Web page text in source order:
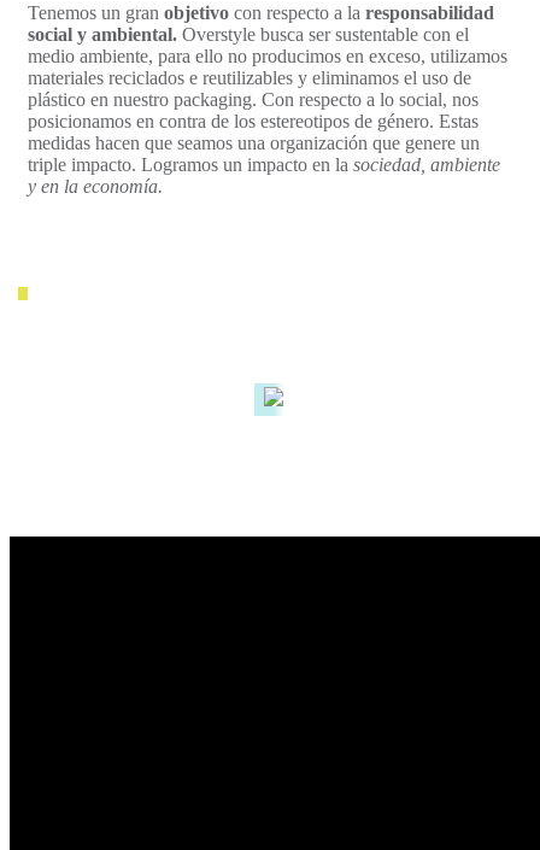
Tenemos un gran objetivo con respecto a la responsabilidad
social y ambiental. Overstyle busca ser sustentable con el
medio ambiente, para ello no producimos en exceso, utilizamos
materiales reciclados e reutilizables y eliminamos el uso de
plástico en nuestro packaging. Con respecto a lo social, nos
posicionamos en contra de los estereotipos de género. Estas
medidas hacen que seamos una organización que genere un
triple impacto. Logramos un impacto en la sociedad, ambiente
y en la economía.